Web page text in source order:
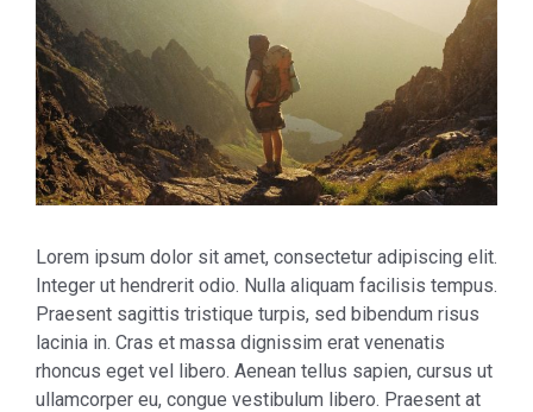
Lorem ipsum dolor sit amet, consectetur adipiscing elit.
Integer ut hendrerit odio. Nulla aliquam facilisis tempus.
Praesent sagittis tristique turpis, sed bibendum risus
lacinia in. Cras et massa dignissim erat venenatis
rhoncus eget vel libero. Aenean tellus sapien, cursus ut
ullamcorper eu, congue vestibulum libero. Praesent at